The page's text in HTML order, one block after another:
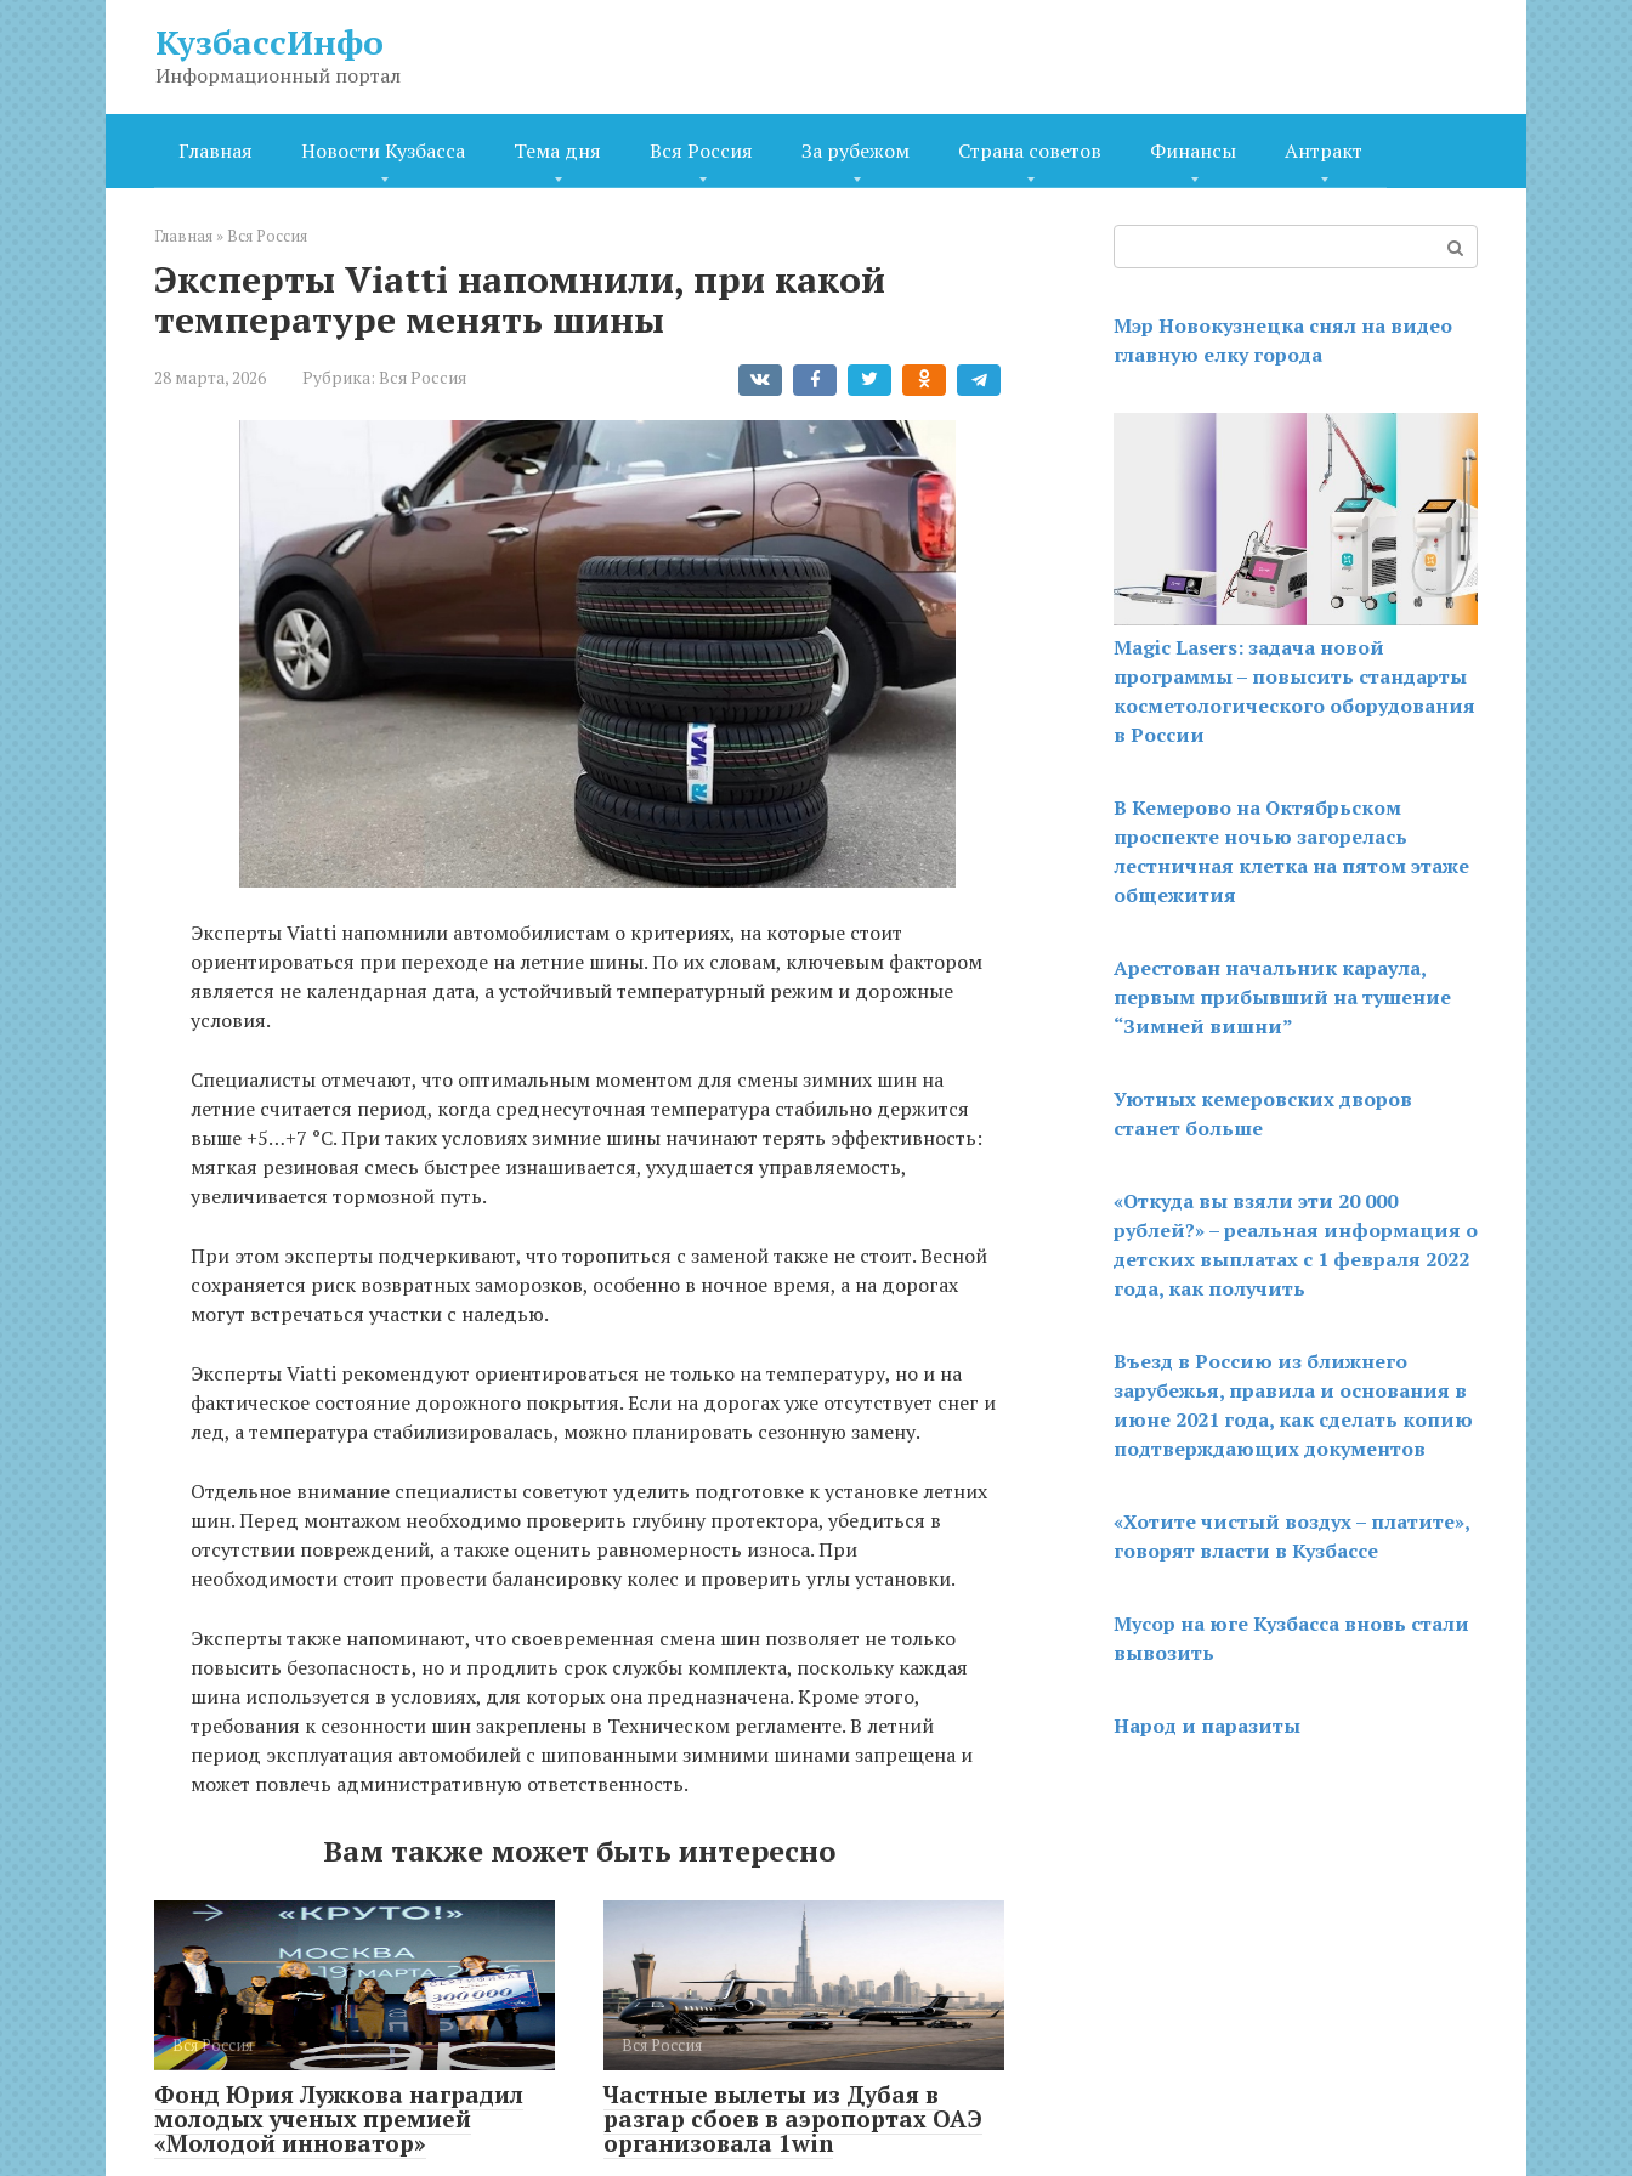
КузбассИнфо
Информационный портал
Главная Новости Кузбасса Тема дня Вся Россия За рубежом Страна советов Финансы Антракт
Главная » Вся Россия
Эксперты Viatti напомнили, при какой
температуре менять шины
28 марта, 2026 Рубрика: Вся Россия
Эксперты Viatti напомнили автомобилистам о критериях, на которые стоит
ориентироваться при переходе на летние шины. По их словам, ключевым фактором
является не календарная дата, а устойчивый температурный режим и дорожные
условия.
Специалисты отмечают, что оптимальным моментом для смены зимних шин на
летние считается период, когда среднесуточная температура стабильно держится
выше +5…+7 °C. При таких условиях зимние шины начинают терять эффективность:
мягкая резиновая смесь быстрее изнашивается, ухудшается управляемость,
увеличивается тормозной путь.
При этом эксперты подчеркивают, что торопиться с заменой также не стоит. Весной
сохраняется риск возвратных заморозков, особенно в ночное время, а на дорогах
могут встречаться участки с наледью.
Эксперты Viatti рекомендуют ориентироваться не только на температуру, но и на
фактическое состояние дорожного покрытия. Если на дорогах уже отсутствует снег и
лед, а температура стабилизировалась, можно планировать сезонную замену.
Отдельное внимание специалисты советуют уделить подготовке к установке летних
шин. Перед монтажом необходимо проверить глубину протектора, убедиться в
отсутствии повреждений, а также оценить равномерность износа. При
необходимости стоит провести балансировку колес и проверить углы установки.
Эксперты также напоминают, что своевременная смена шин позволяет не только
повысить безопасность, но и продлить срок службы комплекта, поскольку каждая
шина используется в условиях, для которых она предназначена. Кроме этого,
требования к сезонности шин закреплены в Техническом регламенте. В летний
период эксплуатация автомобилей с шипованными зимними шинами запрещена и
может повлечь административную ответственность.
Вам также может быть интересно
Вся Россия
Фонд Юрия Лужкова наградил
молодых ученых премией
«Молодой инноватор»
Вся Россия
Частные вылеты из Дубая в
разгар сбоев в аэропортах ОАЭ
организовала 1win
Мэр Новокузнецка снял на видео
главную елку города
Magic Lasers: задача новой
программы – повысить стандарты
косметологического оборудования
в России
В Кемерово на Октябрьском
проспекте ночью загорелась
лестничная клетка на пятом этаже
общежития
Арестован начальник караула,
первым прибывший на тушение
“Зимней вишни”
Уютных кемеровских дворов
станет больше
«Откуда вы взяли эти 20 000
рублей?» – реальная информация о
детских выплатах с 1 февраля 2022
года, как получить
Въезд в Россию из ближнего
зарубежья, правила и основания в
июне 2021 года, как сделать копию
подтверждающих документов
«Хотите чистый воздух – платите»,
говорят власти в Кузбассе
Мусор на юге Кузбасса вновь стали
вывозить
Народ и паразиты